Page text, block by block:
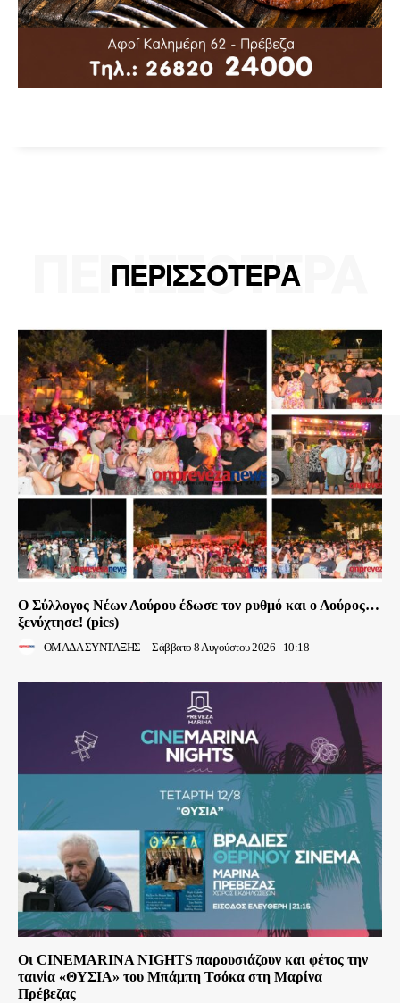
ΠΕΡΙΣΣΟΤΕΡΑ
ΠΕΡΙΣΣΟΤΕΡΑ
Ο Σύλλογος Νέων Λούρου έδωσε τον ρυθμό και ο Λούρος…
ξενύχτησε! (pics)
ΟΜΑΔΑ ΣΥΝΤΑΞΗΣ - Σάββατο 8 Αυγούστου 2026 - 10:18
Οι CINEMARINA NIGHTS παρουσιάζουν και φέτος την
ταινία «ΘΥΣΙΑ» του Μπάμπη Τσόκα στη Μαρίνα
Πρέβεζας